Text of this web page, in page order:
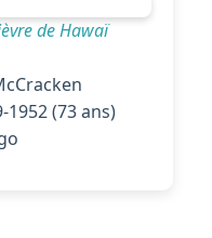
de Hawaï
1952 (73 ans)